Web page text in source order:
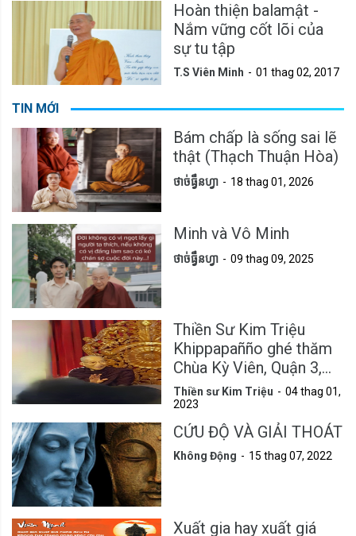
Hoàn thiện balamật -
Nắm vững cốt lõi của
sự tu tập
T.S Viên Minh 01 thag 02, 2017
TIN MỚI
Bám chấp là sống sai lẽ
thật (Thạch Thuận Hòa)
ថាច់ធ្វឹនហ្វា 18 thag 01, 2026
Minh và Vô Minh
ថាច់ធ្វឹនហ្វា 09 thag 09, 2025
Thiền Sư Kim Triệu
Khippapañño ghé thăm
Chùa Kỳ Viên, Quận 3,
Tp.HCM
Thiền sư Kim Triệu
04 thag 01,
2023
CỨU ĐỘ VÀ GIẢI THOÁT
Không Động 15 thag 07, 2022
Xuất gia hay xuất giá